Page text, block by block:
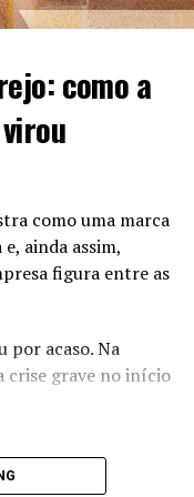
afirma
dias 21 e 29 de
de fluxo
ações
de agosto.
(Crisley
como a
como uma marca
ainda assim,
figura entre as
por acaso. Na
crise grave no início
relevância entre